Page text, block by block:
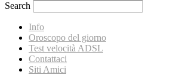
Search
Info
Oroscopo del giorno
Test velocità ADSL
Contattaci
Siti Amici